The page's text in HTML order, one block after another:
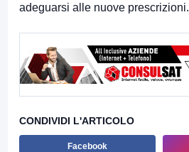
adeguarsi alle nuove prescrizioni.
CONDIVIDI L'ARTICOLO
Facebook